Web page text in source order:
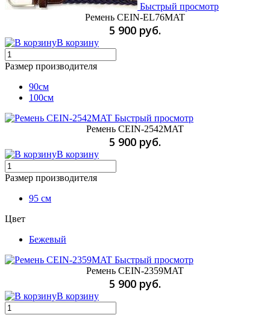
Быстрый просмотр
Ремень CEIN-EL76MAT
5 900 руб.
В корзину
Размер производителя
90см
100см
Быстрый просмотр
Ремень CEIN-2542MAT
5 900 руб.
В корзину
Размер производителя
95 см
Цвет
Бежевый
Быстрый просмотр
Ремень CEIN-2359MAT
5 900 руб.
В корзину